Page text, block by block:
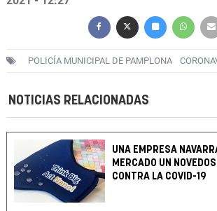
POLICÍA MUNICIPAL DE PAMPLONA
NOTICIAS RELACIONADAS
UNA EMPRESA
MERCADO UN
CONTRA LA COVID-19